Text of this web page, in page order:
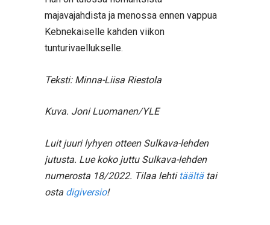
majavajahdista ja menossa ennen vappua
Kebnekaiselle kahden viikon
tunturivaellukselle.
Teksti: Minna-Liisa Riestola
Kuva. Joni Luomanen/YLE
Luit juuri lyhyen otteen Sulkava-lehden
jutusta. Lue koko juttu Sulkava-lehden
numerosta 18/2022. Tilaa lehti täältätai
osta digiversio!